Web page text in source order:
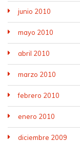
junio 2010
mayo 2010
abril 2010
marzo 2010
febrero 2010
enero 2010
diciembre 2009